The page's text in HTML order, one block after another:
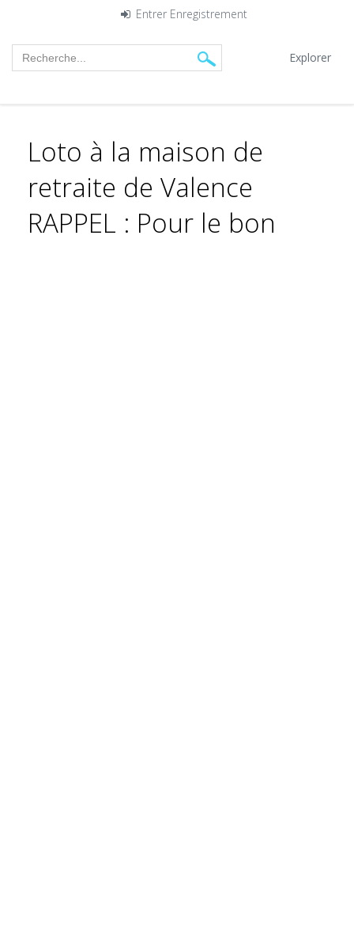
Entrer Enregistrement
Explorer
Loto à la maison de
retraite de Valence
RAPPEL : Pour le bon